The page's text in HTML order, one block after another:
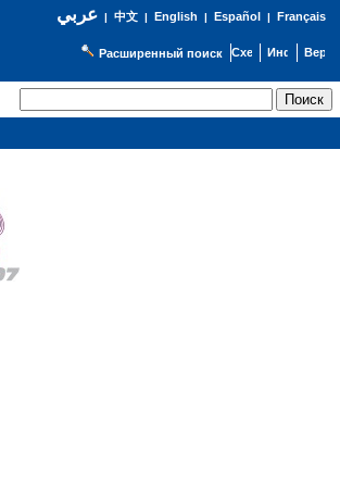
عربي| 中文| English | Español | Français
Расширенный поиск